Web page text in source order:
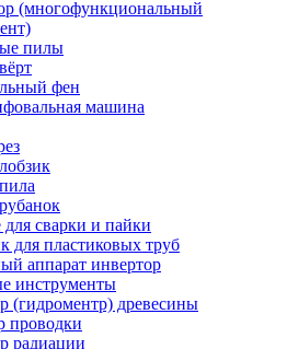
(многофункциональный
пилы
фен
машина
сварки и пайки
для пластиковых труб
аппарат инвертор
инструменты
(гидроментр) древесины
проводки
радиации